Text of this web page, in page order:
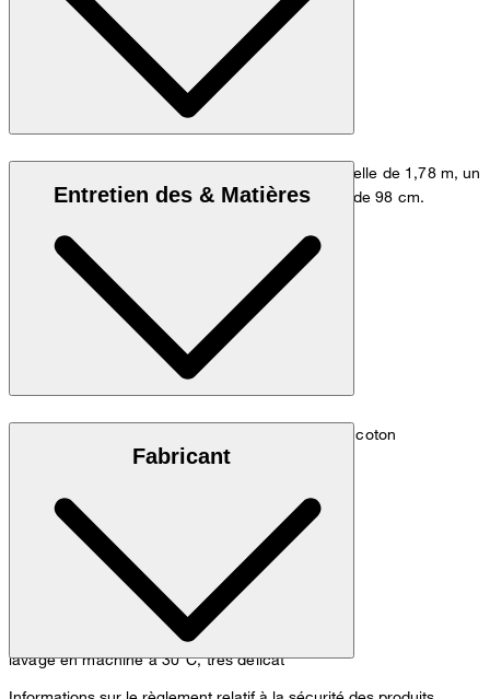
Le modèle porte la taille M pour une taille corporelle de 1,78 m, un
tour de poitrine de 98 cm et un tour de hanches de 98 cm.
Entretien des & Matières
Qualité douce et élégamment structurée, 100 % coton
lavage en machine à 30°C, très délicat
Fabricant